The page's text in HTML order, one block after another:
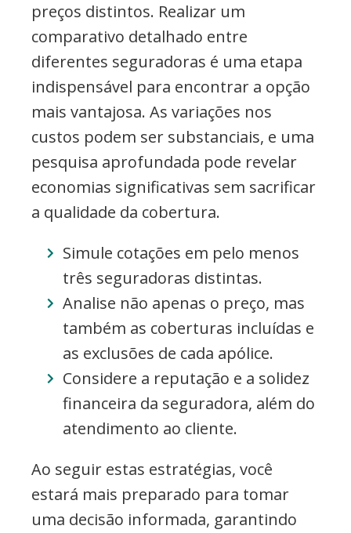
preços distintos. Realizar um
comparativo detalhado entre
diferentes seguradoras é uma etapa
indispensável para encontrar a opção
mais vantajosa. As variações nos
custos podem ser substanciais, e uma
pesquisa aprofundada pode revelar
economias significativas sem sacrificar
a qualidade da cobertura.
Simule cotações em pelo menos
três seguradoras distintas.
Analise não apenas o preço, mas
também as coberturas incluídas e
as exclusões de cada apólice.
Considere a reputação e a solidez
financeira da seguradora, além do
atendimento ao cliente.
Ao seguir estas estratégias, você
estará mais preparado para tomar
uma decisão informada, garantindo